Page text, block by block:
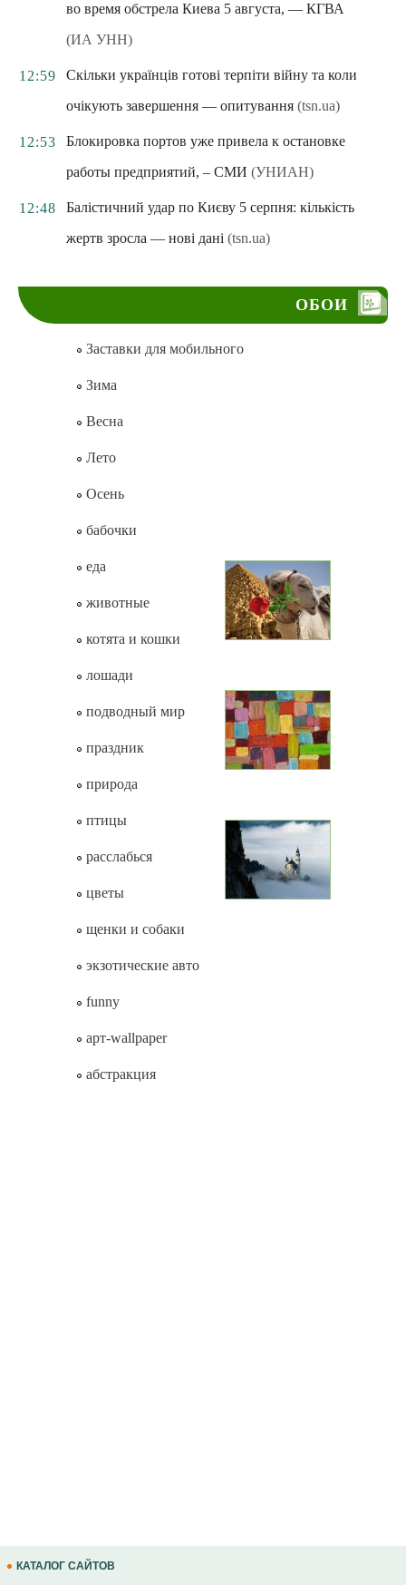
во время обстрела Киева 5 августа, — КГВА
(ИА УНН)
12:59
Скільки українців готові терпіти війну та коли
очікують завершення — опитування (tsn.ua)
12:53
Блокировка портов уже привела к остановке
работы предприятий, – СМИ (УНИАН)
12:48
Балістичний удар по Києву 5 серпня: кількість
жертв зросла — нові дані (tsn.ua)
ОБОИ
Заставки для мобильного
Зима
Весна
Лето
Осень
бабочки
еда
животные
котята и кошки
лошади
подводный мир
праздник
природа
птицы
расслабься
цветы
щенки и собаки
экзотические авто
funny
арт-wallpaper
абстракция
КАТАЛОГ САЙТОВ